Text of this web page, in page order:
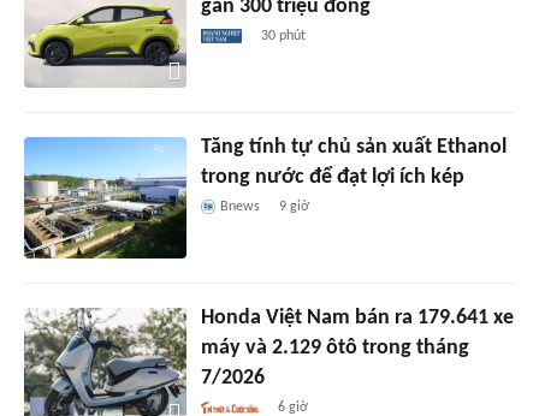
gần 300 triệu đồng
30 phút
Tăng tính tự chủ sản xuất Ethanol
trong nước để đạt lợi ích kép
Bnews 9 giờ
Honda Việt Nam bán ra 179.641 xe
máy và 2.129 ôtô trong tháng
7/2026
6 giờ